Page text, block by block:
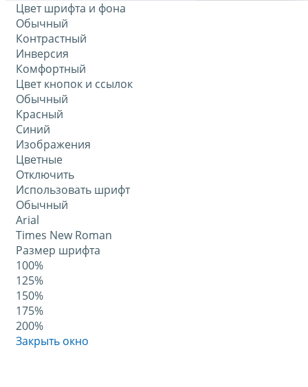
Цвет шрифта и фона
Обычный
Контрастный
Инверсия
Комфортный
Цвет кнопок и ссылок
Обычный
Красный
Синий
Изображения
Цветные
Отключить
Использовать шрифт
Обычный
Arial
Times New Roman
Размер шрифта
100%
125%
150%
175%
200%
Закрыть окно